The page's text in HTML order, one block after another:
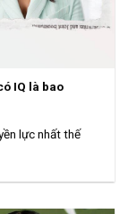
IQ là bao
lực nhất thế